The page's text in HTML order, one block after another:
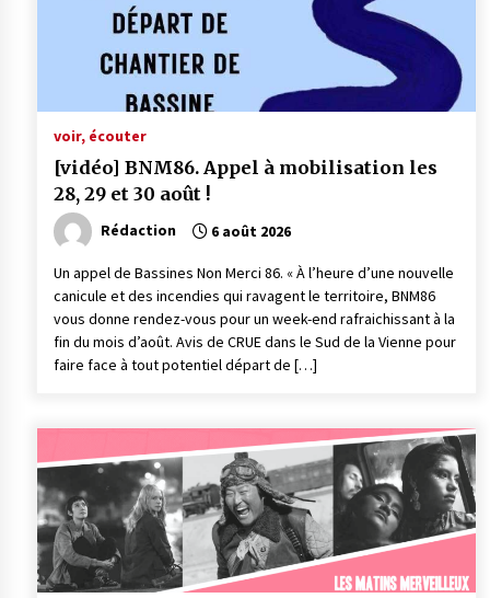
voir, écouter
[vidéo] BNM86. Appel à mobilisation les
28, 29 et 30 août !
Rédaction 6 août 2026
Un appel de Bassines Non Merci 86. « À l’heure d’une nouvelle
canicule et des incendies qui ravagent le territoire, BNM86
vous donne rendez-vous pour un week-end rafraichissant à la
fin du mois d’août. Avis de CRUE dans le Sud de la Vienne pour
faire face à tout potentiel départ de […]